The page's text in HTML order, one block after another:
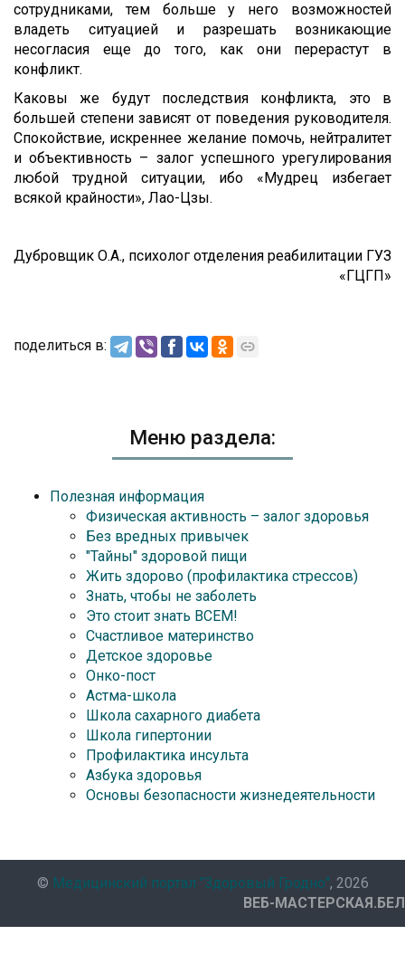
сотрудниками, тем больше у него возможностей
владеть ситуацией и разрешать возникающие
несогласия еще до того, как они перерастут в
конфликт.
Каковы же будут последствия конфликта, это в
большей степени зависят от поведения руководителя.
Спокойствие, искреннее желание помочь, нейтралитет
и объективность – залог успешного урегулирования
любой трудной ситуации, ибо «Мудрец избегает
всякой крайности», Лао-Цзы.
Дубровщик О.А., психолог отделения реабилитации ГУЗ
«ГЦГП»
поделиться в:
Меню раздела:
Полезная информация
Физическая активность – залог здоровья
Без вредных привычек
"Тайны" здоровой пищи
Жить здорово (профилактика стрессов)
Знать, чтобы не заболеть
Это стоит знать ВСЕМ!
Счастливое материнство
Детское здоровье
Онко-пост
Астма-школа
Школа сахарного диабета
Школа гипертонии
Профилактика инсульта
Азбука здоровья
Основы безопасности жизнедеятельности
© Медицинский портал "Здоровый Гродно", 2026
ВЕБ-МАСТЕРСКАЯ.БЕЛ